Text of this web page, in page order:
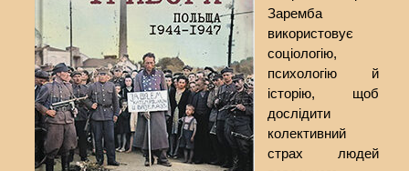
Заремба
використовує
соціологію,
психологію й
історію, щоб
дослідити
колективний
страх людей